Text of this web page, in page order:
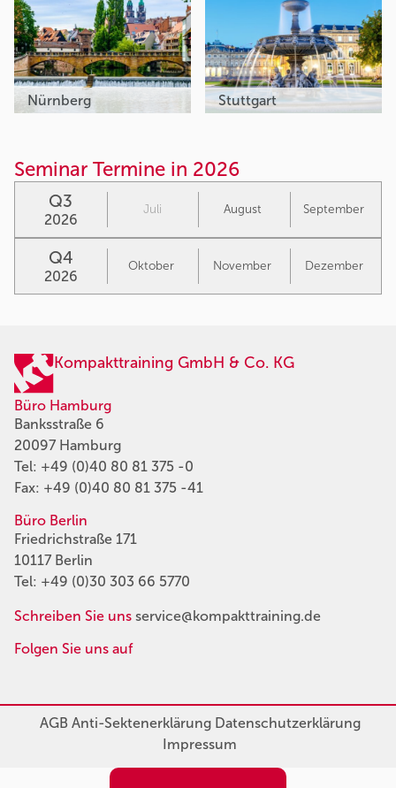
Nürnberg Stuttgart
Seminar Termine in 2026
Q3
2026
Juli August September
Q4
2026
Oktober November Dezember
Kompakttraining GmbH & Co. KG
Büro Hamburg
Banksstraße 6
20097 Hamburg
Tel: +49 (0)40 80 81 375 -0
Fax: +49 (0)40 80 81 375 -41
Büro Berlin
Friedrichstraße 171
10117 Berlin
Tel: +49 (0)30 303 66 5770
Schreiben Sie uns service@kompakttraining.de
Folgen Sie uns auf
AGBAnti-SektenerklärungDatenschutzerklärung
Impressum